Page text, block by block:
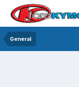
General